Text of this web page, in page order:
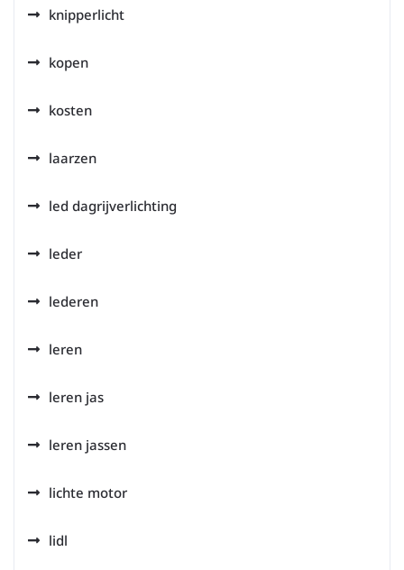
knipperlicht
kopen
kosten
laarzen
led dagrijverlichting
leder
lederen
leren
leren jas
leren jassen
lichte motor
lidl